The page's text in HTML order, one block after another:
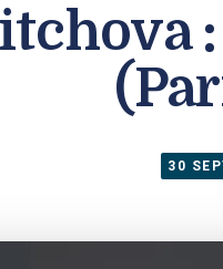
30